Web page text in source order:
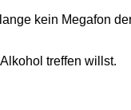
kein Megafon
treffen willst.